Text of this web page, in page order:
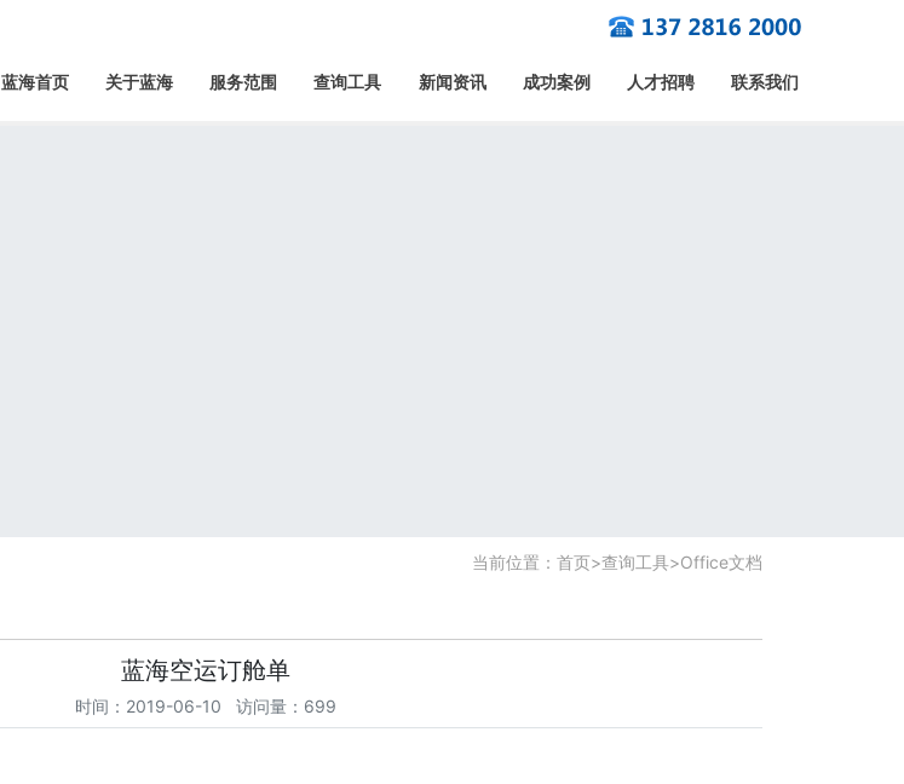
蓝海首页 关于蓝海 服务范围 查询工具 新闻资讯 成功案例 人才招聘 联系我们
当前位置： 首页>查询工具>Office文档
蓝海空运订舱单
时间：2019-06-10 访问量：699